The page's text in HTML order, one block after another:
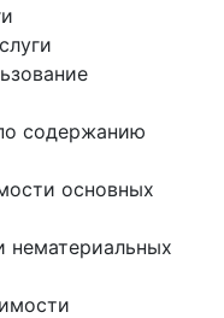
содержанию
основных
нематериальных